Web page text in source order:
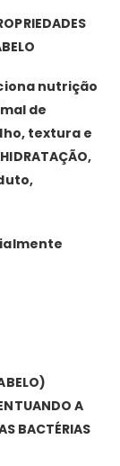
nutrição
de
textura e
A
BACTÉRIAS